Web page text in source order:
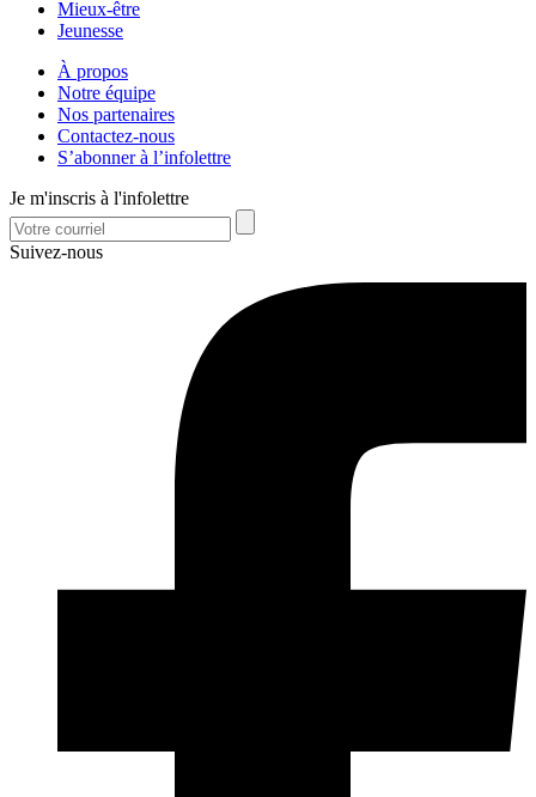
Mieux-être
Jeunesse
À propos
Notre équipe
Nos partenaires
Contactez-nous
S’abonner à l’infolettre
Je m'inscris à l'infolettre
Suivez-nous